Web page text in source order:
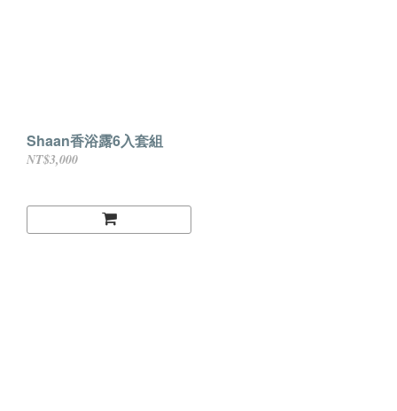
Shaan香浴露6入套組
NT$3,000